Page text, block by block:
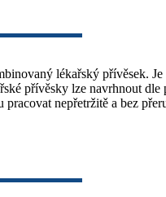
lékařský přívěsek.
přívěsky lze navrhnout
pracovat nepřetržitě a bez